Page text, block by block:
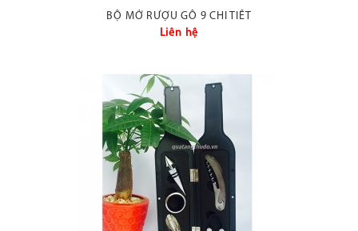
BỘ MỞ RƯỢU GỖ 9 CHI TIẾT
Liên hệ